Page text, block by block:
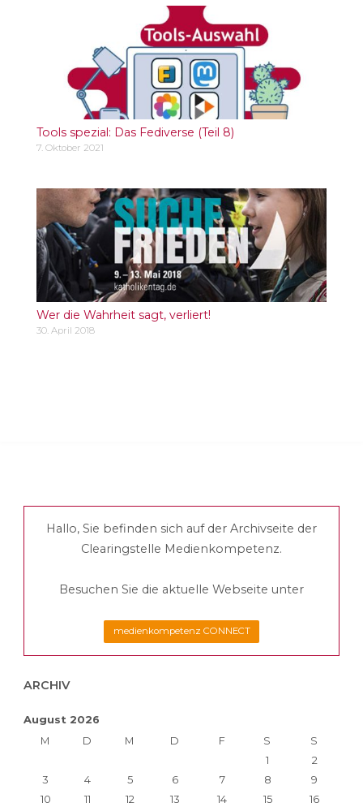
Tools spezial: Das Fediverse (Teil 8)
7. Oktober 2021
Wer die Wahrheit sagt, verliert!
30. April 2018
Hallo, Sie befinden sich auf der Archivseite der
Clearingstelle Medienkompetenz.
Besuchen Sie die aktuelle Webseite unter
medienkompetenz CONNECT
ARCHIV
August 2026
M
D M D F S
S
1
2
3
4 5 6 7 8
9
10
11 12 13 14 15
16